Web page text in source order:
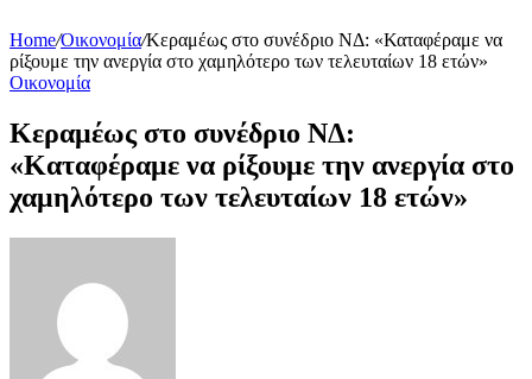
Home/Οικονομία/Κεραμέως στο συνέδριο ΝΔ: «Καταφέραμε να
ρίξουμε την ανεργία στο χαμηλότερο των τελευταίων 18 ετών»
Οικονομία
Κεραμέως στο συνέδριο ΝΔ:
«Καταφέραμε να ρίξουμε την ανεργία στο
χαμηλότερο των τελευταίων 18 ετών»